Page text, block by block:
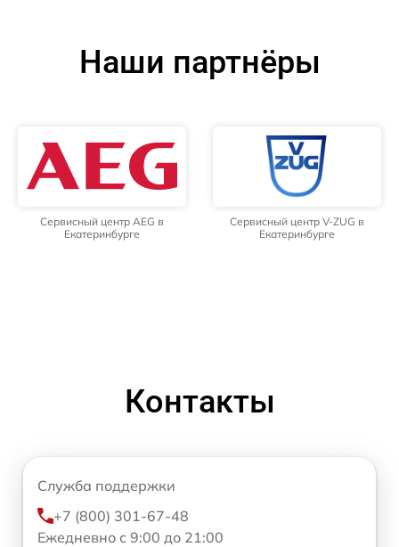
Наши партнёры
Сервисный центр AEG в
Екатеринбурге
Сервисный центр V-ZUG в
Екатеринбурге
Контакты
Служба поддержки
+7 (800) 301-67-48
Ежедневно с 9:00 до 21:00